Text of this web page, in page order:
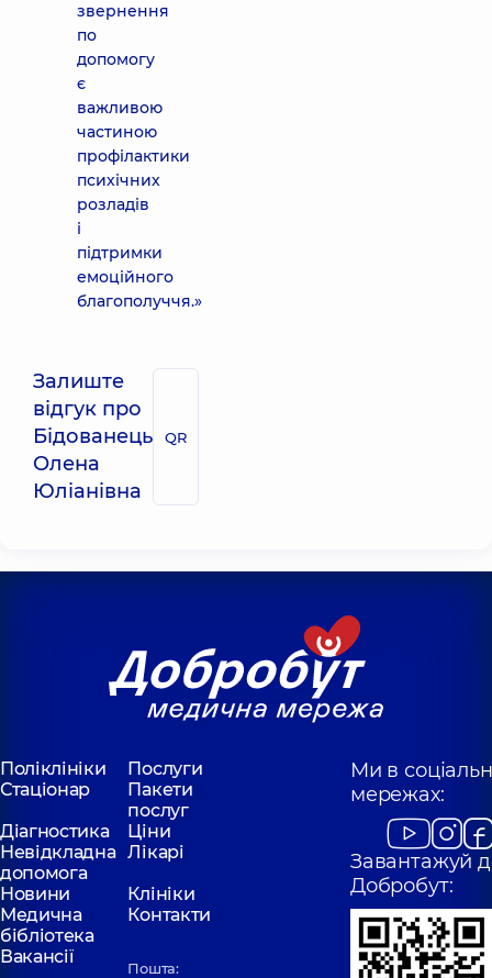
звернення
по
допомогу
є
важливою
частиною
профілактики
психічних
розладів
і
підтримки
емоційного
благополуччя.»
Залиште
відгук про
Бідованець
Олена
Юліанівна
QR
Поліклініки
Послуги
Стаціонар
Пакети
послуг
Діагностика
Ціни
Невідкладна
допомога
Лікарі
Новини
Клініки
Медична
бібліотека
Контакти
Вакансії
Пошта:
Ми в
мережах:
Завантажуй
Добробут: